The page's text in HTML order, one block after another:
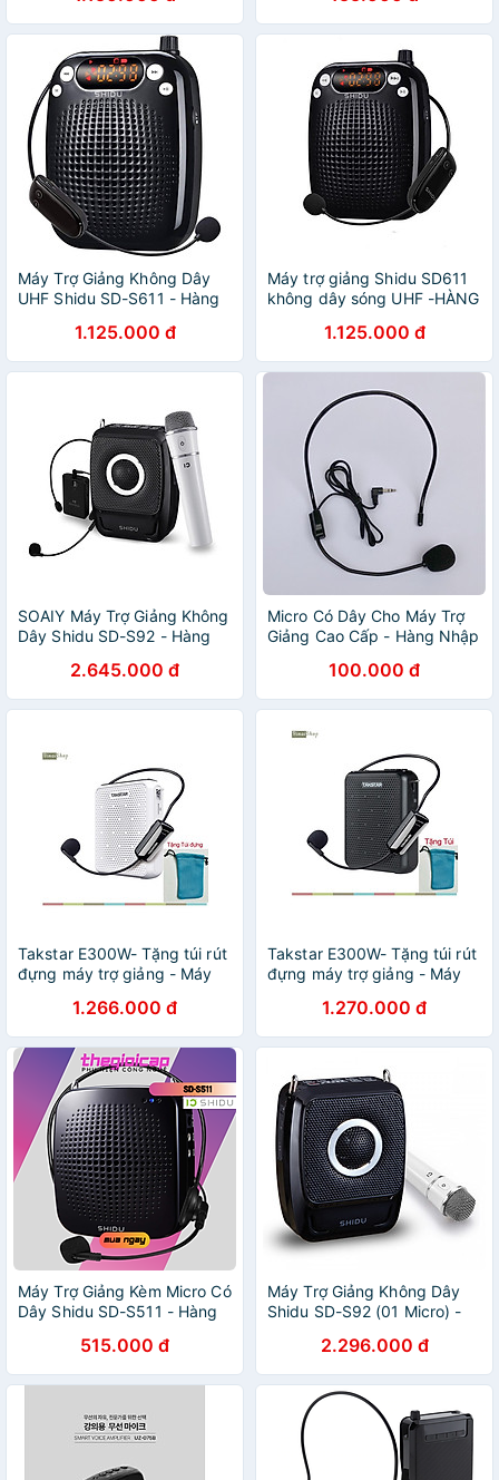
Máy Trợ Giảng Không Dây
UHF Shidu SD-S611 - Hàng
1.125.000 đ
Máy trợ giảng Shidu SD611
không dây sóng UHF -HÀNG
1.125.000 đ
SOAIY Máy Trợ Giảng Không
Dây Shidu SD-S92 - Hàng
2.645.000 đ
Micro Có Dây Cho Máy Trợ
Giảng Cao Cấp - Hàng Nhập
100.000 đ
Takstar E300W- Tặng túi rút
đựng máy trợ giảng - Máy
Kết Nối Bluetooth, Công
Suất 10W Cho Giáo Viên,
Bán Hàng - Hàng chính hãng
1.266.000 đ
Takstar E300W- Tặng túi rút
đựng máy trợ giảng - Máy
Kết Nối Bluetooth, Công
Suất 10W Cho Giáo Viên,
Bán Hàng- Hàng chính hãng
1.270.000 đ
Máy Trợ Giảng Kèm Micro Có
Dây Shidu SD-S511 - Hàng
515.000 đ
Máy Trợ Giảng Không Dây
Shidu SD-S92 (01 Micro) -
2.296.000 đ